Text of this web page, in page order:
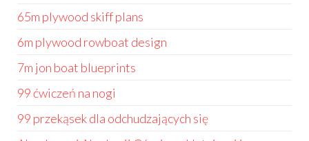
65m plywood skiff plans
6m plywood rowboat design
7m jon boat blueprints
99 ćwiczeń na nogi
99 przekąsek dla odchudzających się